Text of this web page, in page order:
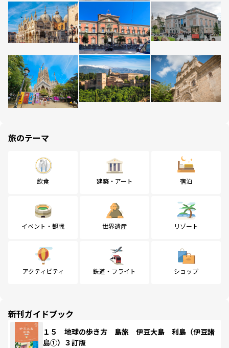
旅のテーマ
飲食 建築・アート 宿泊
イベント・観戦 世界遺産 リゾート
アクティビティ 鉄道・フライト ショップ
新刊ガイドブック
１５ 地球の歩き方 島旅 伊豆大島 利島（伊豆諸
島①）３訂版